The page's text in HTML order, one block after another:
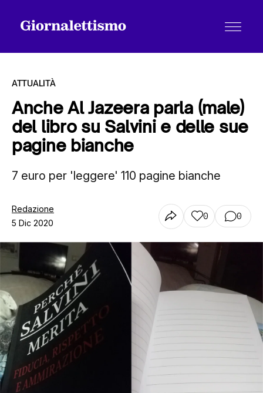
Tutti gli articoli
Chi siamo
Contatti
ATTUALITÀ
Anche Al Jazeera parla (male)
del libro su Salvini e delle sue
pagine bianche
7 euro per 'leggere' 110 pagine bianche
Redazione
5 Dic 2020
0 0